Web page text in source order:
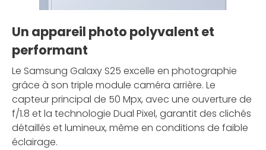
Un appareil photo polyvalent et
performant
Le Samsung Galaxy S25 excelle en photographie
grâce à son triple module caméra arrière. Le
capteur principal de 50 Mpx, avec une ouverture de
f/1.8 et la technologie Dual Pixel, garantit des clichés
détaillés et lumineux, même en conditions de faible
éclairage.